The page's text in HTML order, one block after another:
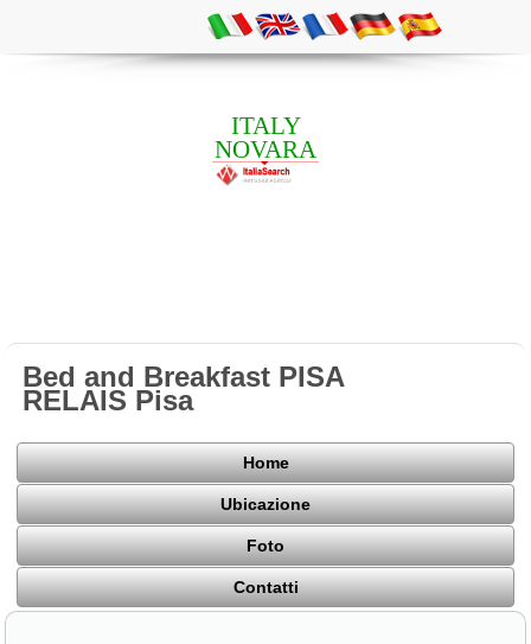
ITALY
NOVARA
Bed and Breakfast PISA
RELAIS Pisa
Home
Ubicazione
Foto
Contatti